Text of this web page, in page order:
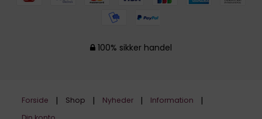
100% sikker handel
Forside Shop Nyheder
Information